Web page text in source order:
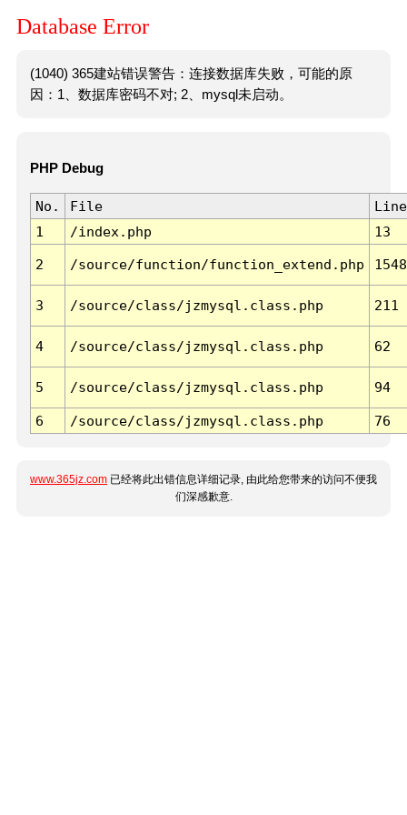
Database Error
(1040) 365建站错误警告：连接数据库失败，可能的原
因：1、数据库密码不对; 2、mysql未启动。
PHP Debug
No. File
Line
1
/index.php 13
2 /source/function/function_extend.php 1548
3 /source/class/jzmysql.class.php 211
4 /source/class/jzmysql.class.php 62
5 /source/class/jzmysql.class.php 94
6 /source/class/jzmysql.class.php 76
www.365jz.com 已经将此出错信息详细记录, 由此给您带来的访问不便我
们深感歉意.